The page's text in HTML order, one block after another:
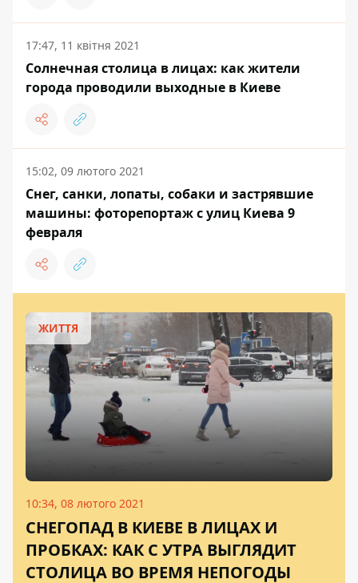
17:47, 11 квітня 2021
Солнечная столица в лицах: как жители
города проводили выходные в Киеве
15:02, 09 лютого 2021
Снег, санки, лопаты, собаки и застрявшие
машины: фоторепортаж с улиц Киева 9
февраля
ЖИТТЯ
10:34, 08 лютого 2021
СНЕГОПАД В КИЕВЕ В ЛИЦАХ И
ПРОБКАХ: КАК С УТРА ВЫГЛЯДИТ
СТОЛИЦА ВО ВРЕМЯ НЕПОГОДЫ